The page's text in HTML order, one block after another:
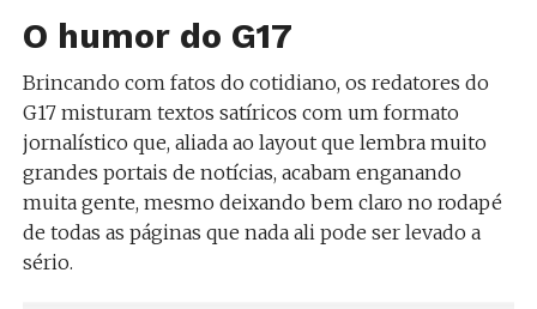
O humor do G17
Brincando com fatos do cotidiano, os redatores do
G17 misturam textos satíricos com um formato
jornalístico que, aliada ao layout que lembra muito
grandes portais de notícias, acabam enganando
muita gente, mesmo deixando bem claro no rodapé
de todas as páginas que nada ali pode ser levado a
sério.